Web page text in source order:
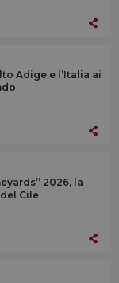
Adige e l’Italia ai
2026, la
Cile